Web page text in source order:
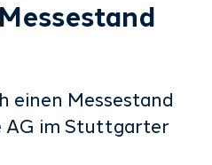
einen Messestand
AG im Stuttgarter